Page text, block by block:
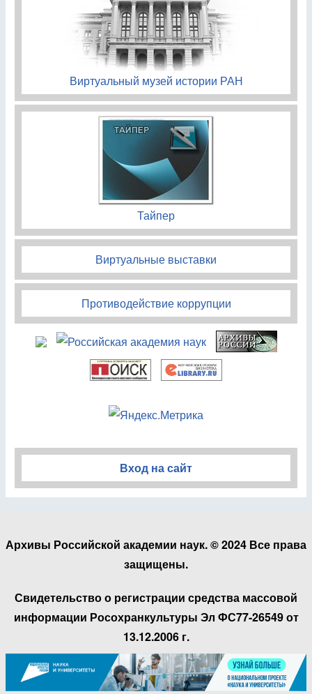
Виртуальный музей истории РАН
Тайпер
Виртуальные выставки
Противодействие коррупции
Вход на сайт
Архивы Российской академии наук. © 2024 Все права
защищены.
Свидетельство о регистрации средства массовой
информации Росохранкультуры Эл ФС77-26549 от
13.12.2006 г.